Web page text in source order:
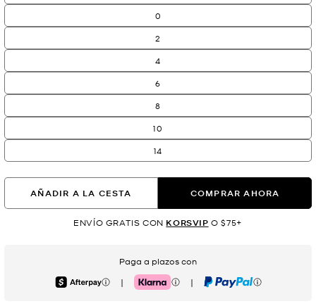
0
2
4
6
8
10
14
AÑADIR A LA CESTA COMPRAR AHORA
ENVÍO GRATIS CON KORSVIP O $75+
Paga a plazos con
Afterpay | Klarna | PayPal